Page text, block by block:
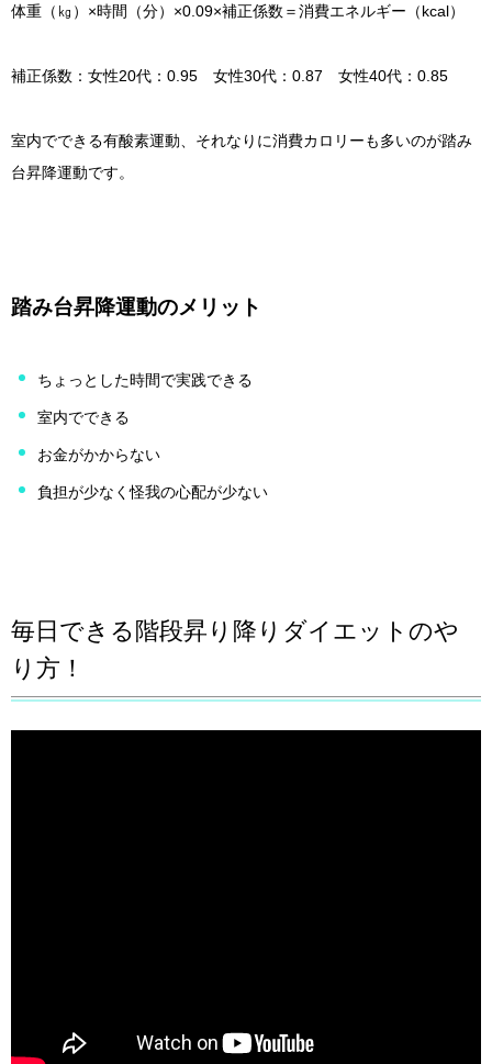
体重（㎏）×時間（分）×0.09×補正係数＝消費エネルギー（kcal）
補正係数：女性20代：0.95 女性30代：0.87 女性40代：0.85
室内でできる有酸素運動、それなりに消費カロリーも多いのが踏み
台昇降運動です。
踏み台昇降運動のメリット
ちょっとした時間で実践できる
室内でできる
お金がかからない
負担が少なく怪我の心配が少ない
毎日できる階段昇り降りダイエットのや
り方！